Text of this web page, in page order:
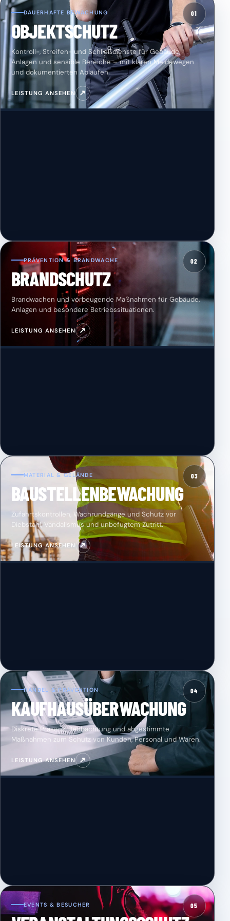
01
DAUERHAFTE BEWACHUNG
OBJEKTSCHUTZ
Kontroll-, Streifen- und Schließdienste für Gebäude,
Anlagen und sensible Bereiche – mit klaren Meldewegen
und dokumentierten Abläufen.
LEISTUNG ANSEHEN ↗
02
PRÄVENTION & BRANDWACHE
BRANDSCHUTZ
Brandwachen und vorbeugende Maßnahmen für Gebäude,
Anlagen und besondere Betriebssituationen.
LEISTUNG ANSEHEN ↗
03
MATERIAL & GELÄNDE
BAUSTELLENBEWACHUNG
Zufahrtskontrollen, Wachrundgänge und Schutz vor
Diebstahl, Vandalismus und unbefugtem Zutritt.
LEISTUNG ANSEHEN ↗
04
HANDEL & PRÄVENTION
KAUFHAUSÜBERWACHUNG
Diskrete Präsenz, Beobachtung und abgestimmte
Maßnahmen zum Schutz von Kunden, Personal und Waren.
LEISTUNG ANSEHEN ↗
05
EVENTS & BESUCHER